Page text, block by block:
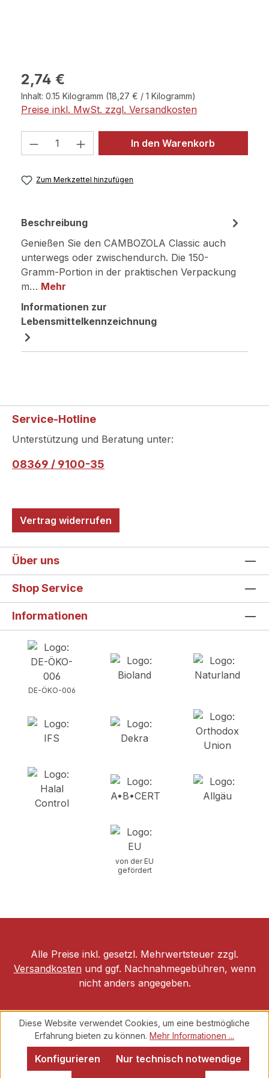
Regulärer Preis:
2,74 €
Inhalt: 0.15 Kilogramm (18,27 € / 1 Kilogramm)
Preise inkl. MwSt. zzgl. Versandkosten
Produkt Anzahl: Gib den
In den Warenkorb
Zum Merkzettel hinzufügen
Beschreibung
Genießen Sie den CAMBOZOLA Classic auch
unterwegs oder zwischendurch. Die 150-
Gramm-Portion in der praktischen Verpackung
m… Mehr
Informationen zur
Lebensmittelkennzeichnung
Service-Hotline
Unterstützung und Beratung unter:
08369 / 9100-35
Vertrag widerrufen
Über uns
Shop Service
Informationen
DE-ÖKO-006
von der EU
gefördert
Alle Preise inkl. gesetzl. Mehrwertsteuer zzgl.
Versandkosten und ggf. Nachnahmegebühren, wenn
nicht anders angegeben.
Diese Website verwendet Cookies, um eine bestmögliche
Erfahrung bieten zu können. Mehr Informationen ...
Nur technisch notwendige
Konfigurieren